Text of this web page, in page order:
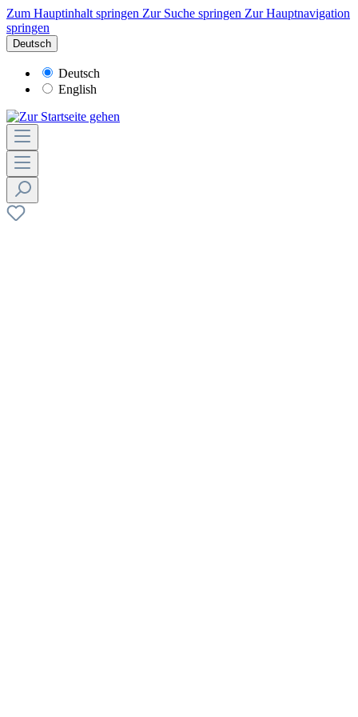
Zum Hauptinhalt springen Zur Suche springen Zur Hauptnavigation
springen
Deutsch
Deutsch
English